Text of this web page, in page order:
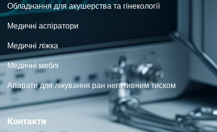
Обладнання для акушерства та гінекології
Медичні аспіратори
Медичні ліжка
Медичні меблі
Апарати для лікування ран негативним тиском
Контакти